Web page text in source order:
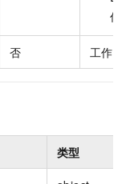
任
否 工作
类型